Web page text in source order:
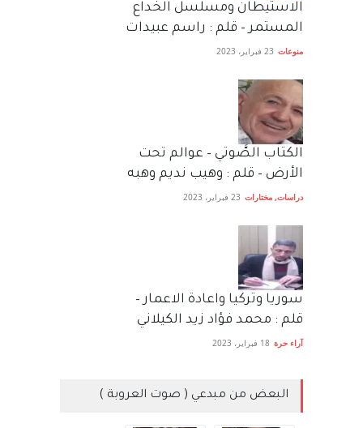
الاستيطان ومسلسل الخداع
المستمر – قلم : راسم عبيدات
منوعات 23 فبراير، 2023
الكتاب الصَّوتي – عوالم تحت
الأرض – قلم : وهيب نديم وهبه
دراسات, مختارات 23 فبراير، 2023
سوريا وتركيا واعادة الاعمار –
قلم : محمد فؤاد زيد الكيلاني
آراء حرة 18 فبراير، 2023
البعض من مبدعي ( صوت العروبة )